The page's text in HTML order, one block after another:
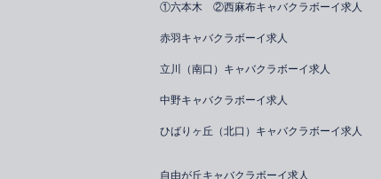
①六本木 ②西麻布キャバクラボーイ求人
赤羽キャバクラボーイ求人
立川（南口）キャバクラボーイ求人
中野キャバクラボーイ求人
ひばりヶ丘（北口）キャバクラボーイ求人
自由が丘キャバクラボーイ求人